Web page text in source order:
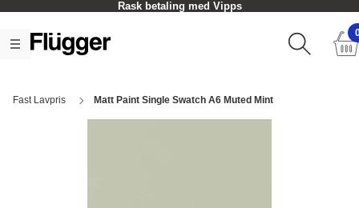
Rask betaling med Vipps
Fast Lavpris Matt Paint Single Swatch A6 Muted Mint